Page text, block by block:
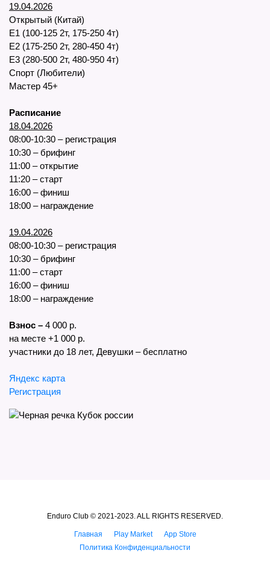
19.04.2026
Открытый (Китай)
Е1 (100-125 2т, 175-250 4т)
Е2 (175-250 2т, 280-450 4т)
Е3 (280-500 2т, 480-950 4т)
Спорт (Любители)
Мастер 45+
Расписание
18.04.2026
08:00-10:30 – регистрация
10:30 – брифинг
11:00 – открытие
11:20 – старт
16:00 – финиш
18:00 – награждение
19.04.2026
08:00-10:30 – регистрация
10:30 – брифинг
11:00 – старт
16:00 – финиш
18:00 – награждение
Взнос – 4 000 р.
на месте +1 000 р.
участники до 18 лет, Девушки – бесплатно
Яндекс карта
Регистрация
Enduro Club © 2021-2023. ALL RIGHTS RESERVED.
Главная Play Market
App Store
Политика Конфиденциальности